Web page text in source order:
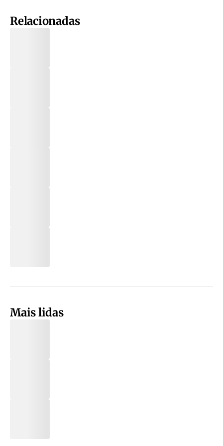
Relacionadas
Mais lidas